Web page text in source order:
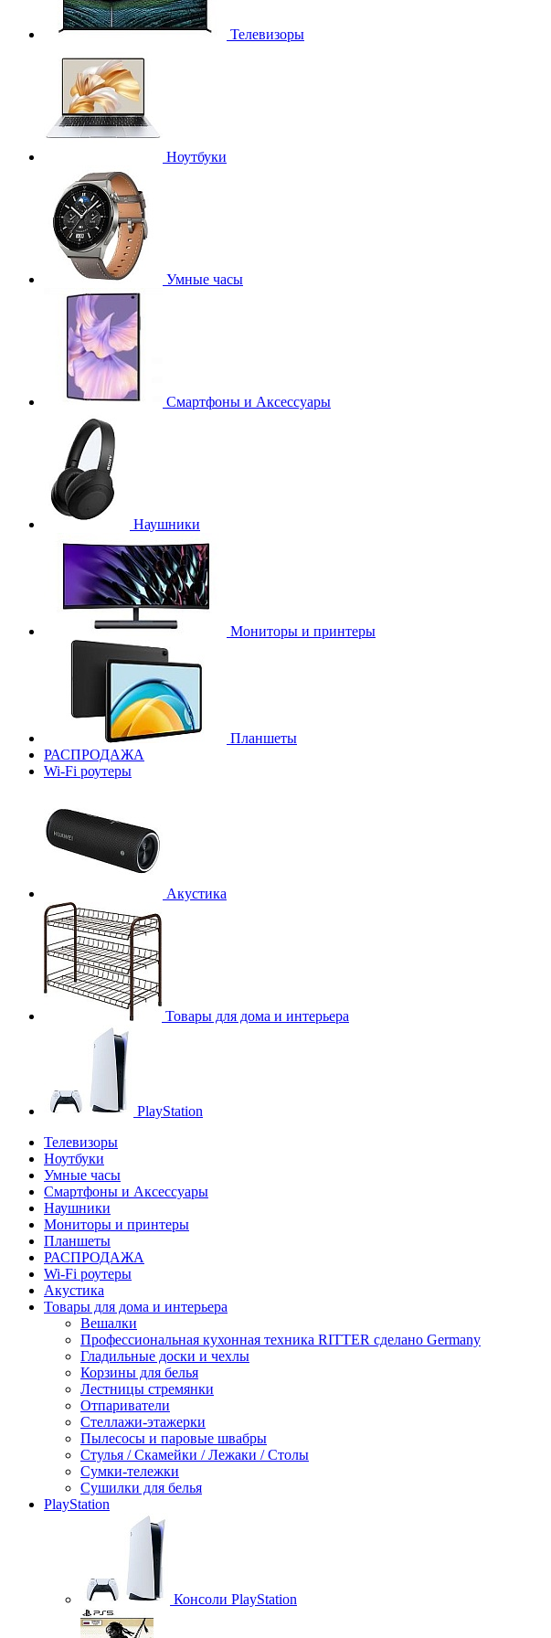
Телевизоры
Ноутбуки
Умные часы
Смартфоны и Аксессуары
Наушники
Мониторы и принтеры
Планшеты
РАСПРОДАЖА
Wi-Fi роутеры
Акустика
Товары для дома и интерьера
PlayStation
Телевизоры
Ноутбуки
Умные часы
Смартфоны и Аксессуары
Наушники
Мониторы и принтеры
Планшеты
РАСПРОДАЖА
Wi-Fi роутеры
Акустика
Товары для дома и интерьера
Вешалки
Профессиональная кухонная техника RITTER сделано Germany
Гладильные доски и чехлы
Корзины для белья
Лестницы стремянки
Отпариватели
Стеллажи-этажерки
Пылесосы и паровые швабры
Стулья / Скамейки / Лежаки / Столы
Сумки-тележки
Сушилки для белья
PlayStation
Консоли PlayStation